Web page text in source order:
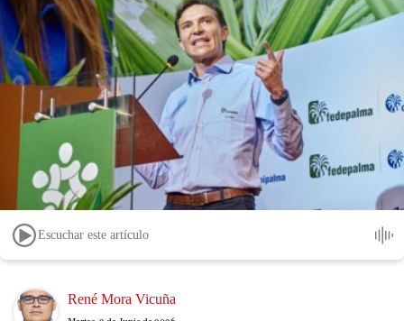
Escuchar este artículo
Image René Mora Vicuña